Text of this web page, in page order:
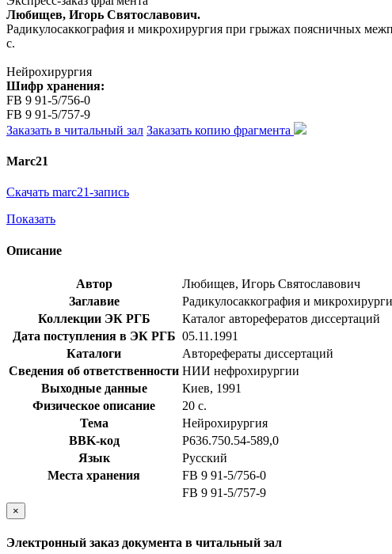
Любищев, Игорь Святославович.
Радикулосаккография и микрохирургия при грыжах поясничных
с.
Нейрохирургия
Шифр хранения:
FB 9 91-5/756-0
FB 9 91-5/757-9
Заказать в читальный зал Заказать копию фрагмента
Marc21
Скачать marc21-запись
Показать
Описание
Автор
Любищев, Игорь Святославович
Заглавие
Радикулосаккография и
Коллекции ЭК РГБ
Каталог авторефератов диссертаций
Дата поступления в ЭК РГБ 05.11.1991
Каталоги
Авторефераты диссертаций
Сведения об ответственности НИИ нефрохирургии
Выходные данные
Киев, 1991
Физическое описание
20 с.
Тема
Нейрохирургия
BBK-код
Р636.750.54-589,0
Язык
Русский
Места хранения
FB 9 91-5/756-0
FB 9 91-5/757-9
×
Электронный заказ документа в читальный зал